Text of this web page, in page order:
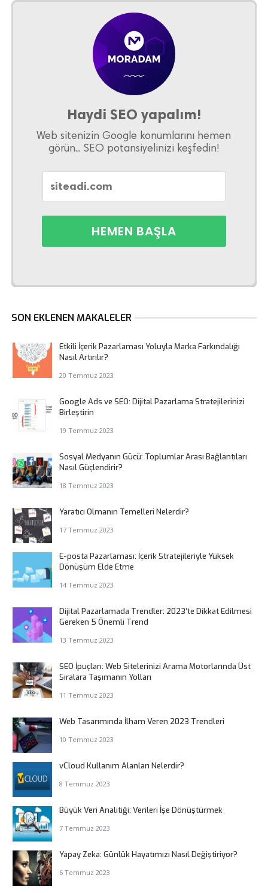
Haydi SEO yapalım!
Web sitenizin Google konumlarını hemen
görün... SEO potansiyelinizi keşfedin!
SON EKLENEN MAKALELER
Etkili İçerik Pazarlaması Yoluyla Marka Farkındalığı
Nasıl Artırılır?
20 Temmuz 2023
Google Ads ve SEO: Dijital Pazarlama Stratejilerinizi
Birleştirin
19 Temmuz 2023
Sosyal Medyanın Gücü: Toplumlar Arası Bağlantıları
Nasıl Güçlendirir?
18 Temmuz 2023
Yaratıcı Olmanın Temelleri Nelerdir?
17 Temmuz 2023
E-posta Pazarlaması: İçerik Stratejileriyle Yüksek
Dönüşüm Elde Etme
14 Temmuz 2023
Dijital Pazarlamada Trendler: 2023’te Dikkat Edilmesi
Gereken 5 Önemli Trend
13 Temmuz 2023
SEO İpuçları: Web Sitelerinizi Arama Motorlarında Üst
Sıralara Taşımanın Yolları
11 Temmuz 2023
Web Tasarımında İlham Veren 2023 Trendleri
10 Temmuz 2023
vCloud Kullanım Alanları Nelerdir?
8 Temmuz 2023
Büyük Veri Analitiği: Verileri İşe Dönüştürmek
7 Temmuz 2023
Yapay Zeka: Günlük Hayatımızı Nasıl Değiştiriyor?
6 Temmuz 2023